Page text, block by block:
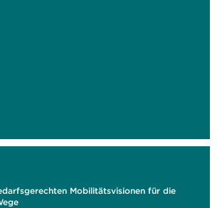
Mobilitätsvisionen für die